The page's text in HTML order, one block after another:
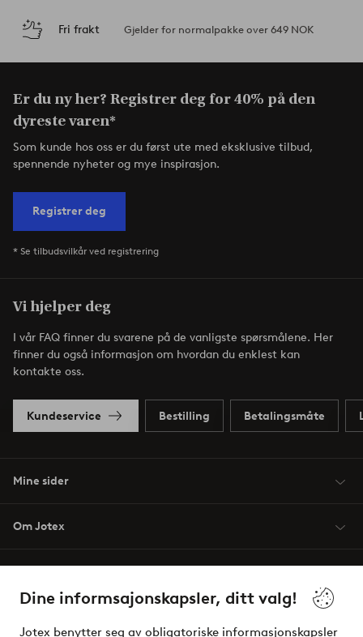
Dine informsajonskapsler, ditt valg!
Jotex benytter seg av obligatoriske informasjonskapsler
Fri frakt Gjelder for normalpakke over 649 NOK
Er du ny her? Registrer deg for 40% på den
dyreste varen*
Som kunde hos oss er du først ute med eksklusive tilbud,
spennende nyheter og mye inspirasjon.
Registrer deg
* Se tilbudsvilkår ved registrering
Vi hjelper deg
I vår FAQ finner du svarene på de vanligste spørsmålene. Her
finner du også informasjon om hvordan du enklest kan
kontakte oss.
Kundeservice Bestilling Betalingsmåte
Mine sider
Om Jotex